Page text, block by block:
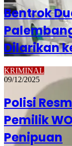
Bentrok
Dilarikan
KRIMINAL
09/12/2025
Polisi
Pemilik
Penipuan